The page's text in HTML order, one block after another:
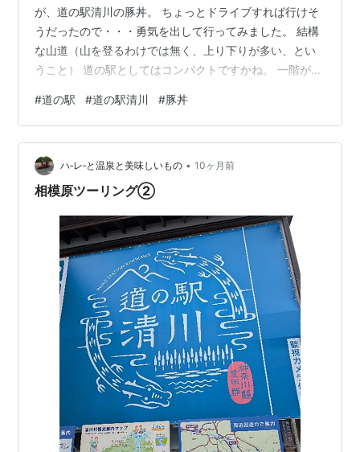
が、道の駅清川の豚丼。 ちょっとドライブすれば行けそ
うだったので・・・勇気を出して行ってみました。 結構
な山道（山を登るわけでは無く、上り下りが多い、とい
うこと） 道の駅としてはコンパクトですかね。 一階が売
バラ＆ロース食べ比べの「ミックス並」を注文しまし
た。 うん、めっちゃおいしい！ ちゃんと炭火で焼いて
る。（だから時間がかかるんだ！） 肉もおいしい、たれ
もおいしい・・・ もう、あっという間に食べてしまいま
した。 おまけでもらった、「豚のしっぽ券」 美味しかっ
#道の駅 #道の駅清川 #豚丼
ハ‐レ‐と温泉と美味しいもの • 10ヶ月前
相模原ツーリング②